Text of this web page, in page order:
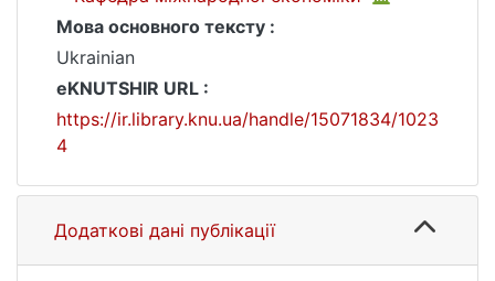
Мова основного тексту :
Ukrainian
eKNUTSHIR URL :
https://ir.library.knu.ua/handle/15071834/1023
4
Додаткові дані публікації